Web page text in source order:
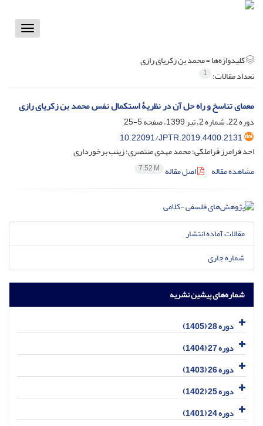
Toggle
کلیدواژه‌ها =محمد بن زکریای رازی‌‌‌‌‌
تعداد مقالات: 1
معمای تناسخ و راه‌ حل آن در نظریۀ استکمال نفس محمد بن زکریای رازی
دوره 22، شماره 2، تیر 1399، صفحه
5-25
10.22091/JPTR.2019.4400.2131
احد فرامرز قراملکی؛ محمد مهدی منتصری؛ زینب برخورداری
مشاهده مقاله
اصل مقاله 7.52 M
مقالات آماده انتشار
شماره جاری
شماره‌های پیشین نشریه
دوره 28 (1405)
دوره 27 (1404)
دوره 26 (1403)
دوره 25 (1402)
دوره 24 (1401)